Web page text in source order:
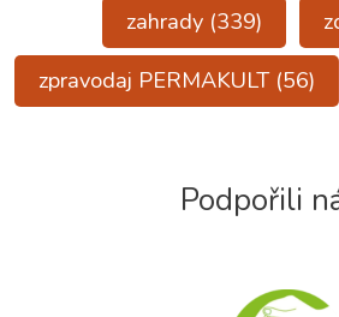
zahrady(339)
zpravodaj PERMAKULT(56)
Podpořili